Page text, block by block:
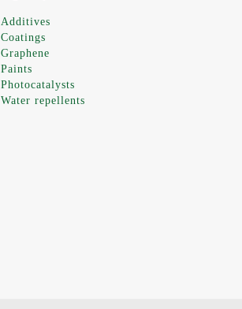
Additives
Coatings
Graphene
Paints
Photocatalysts
Water repellents